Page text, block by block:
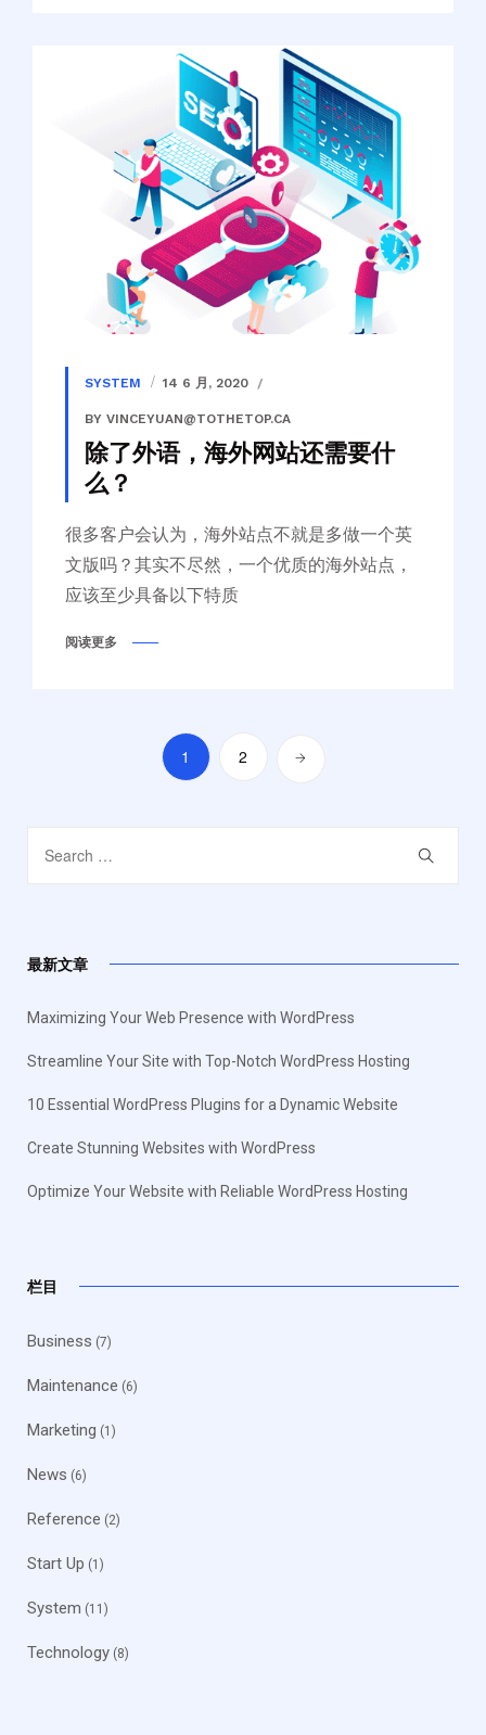
SYSTEM 14 6 月, 2020
BY VINCEYUAN@TOTHETOP.CA
除了外语，海外网站还需要什
么？
很多客户会认为，海外站点不就是多做一个英
文版吗？其实不尽然，一个优质的海外站点，
应该至少具备以下特质
阅读更多
1 2
最新文章
Maximizing Your Web Presence with WordPress
Streamline Your Site with Top-Notch WordPress Hosting
10 Essential WordPress Plugins for a Dynamic Website
Create Stunning Websites with WordPress
Optimize Your Website with Reliable WordPress Hosting
栏目
Business (7)
Maintenance (6)
Marketing (1)
News (6)
Reference (2)
Start Up (1)
System (11)
Technology (8)